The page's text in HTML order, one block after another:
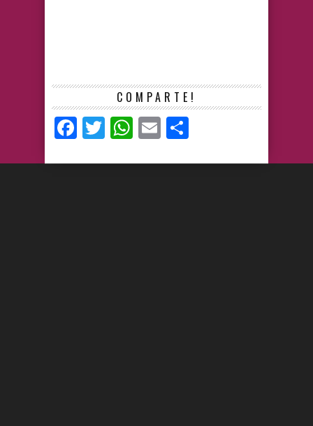
COMPARTE!
Facebook
TwitterWhatsApp
Email